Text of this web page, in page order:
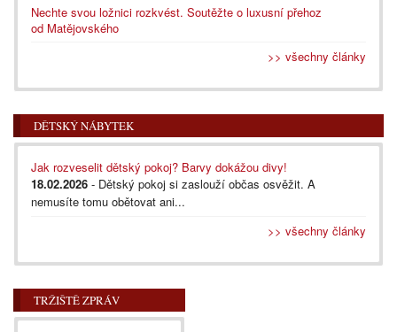
Nechte svou ložnici rozkvést. Soutěžte o luxusní přehoz
od Matějovského
>> všechny články
DĚTSKÝ NÁBYTEK
Jak rozveselit dětský pokoj? Barvy dokážou divy!
18.02.2026 - Dětský pokoj si zaslouží občas osvěžit. A
nemusíte tomu obětovat ani...
>> všechny články
TRŽIŠTĚ ZPRÁV